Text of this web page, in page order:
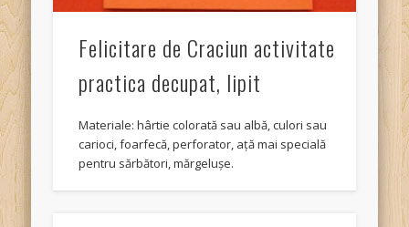
Felicitare de Craciun activitate
practica decupat, lipit
Materiale: hârtie colorată sau albă, culori sau
carioci, foarfecă, perforator, ață mai specială
pentru sărbători, mărgelușe.